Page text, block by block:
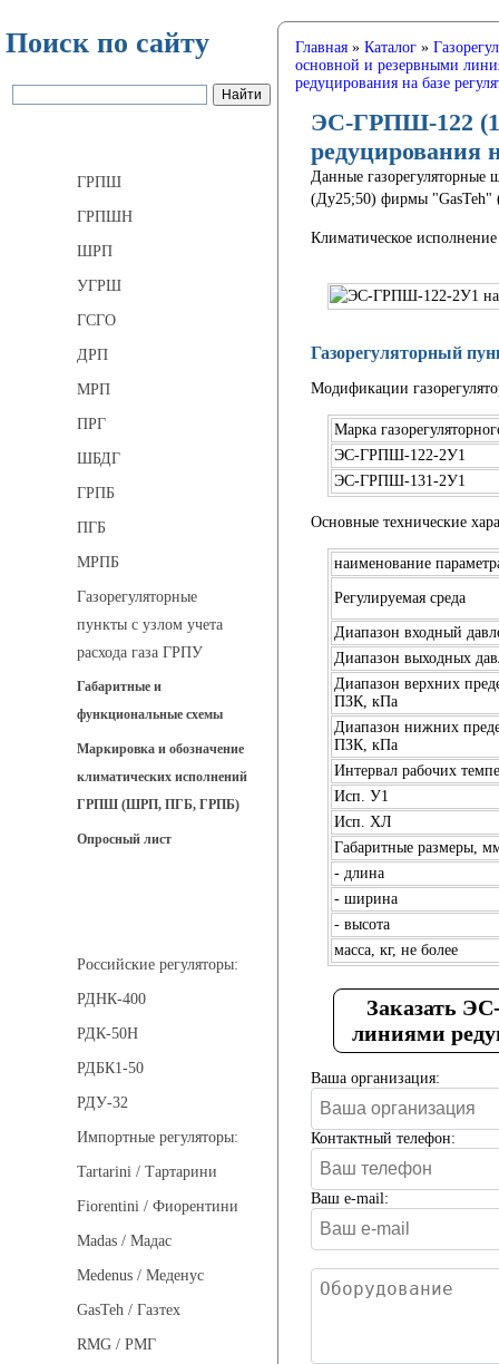
Поиск по сайту
ГРПШ
ГРПШН
ШРП
УГРШ
ГСГО
ДРП
МРП
ПРГ
ШБДГ
ГРПБ
ПГБ
МРПБ
Газорегуляторные
пункты с узлом учета
расхода газа ГРПУ
Габаритные и
функциональные схемы
Маркировка и обозначение
климатических исполнений
ГРПШ (ШРП, ПГБ, ГРПБ)
Опросный лист
Российские регуляторы:
РДНК-400
РДК-50Н
РДБК1-50
РДУ-32
Импортные регуляторы:
Tartarini / Тартарини
Fiorentini / Фиорентини
Madas / Мадас
Medenus / Меденус
GasTeh / Газтех
RMG / РМГ
Главная» Каталог»
основной и резервными
редуцирования на базе
ЭС-ГРПШ-122
редуцирования
Данные
(Ду25;50) фирмы "GasTeh"
Климатическое
Газорегуляторный
Модификации
Марка
ЭС-ГРПШ-122-2У1
ЭС-ГРПШ-131-2У1
Основные технические
наименование
Регулируемая среда
Диапазон входный
Диапазон выходных
Диапазон верхних
ПЗК, кПа
Диапазон нижних
ПЗК, кПа
Интервал рабочих
Исп. У1
Исп. ХЛ
Габаритные размеры,
- длина
- ширина
- высота
масса, кг, не более
Заказать
линиями
Ваша организация:
Контактный телефон:
Ваш e-mail: